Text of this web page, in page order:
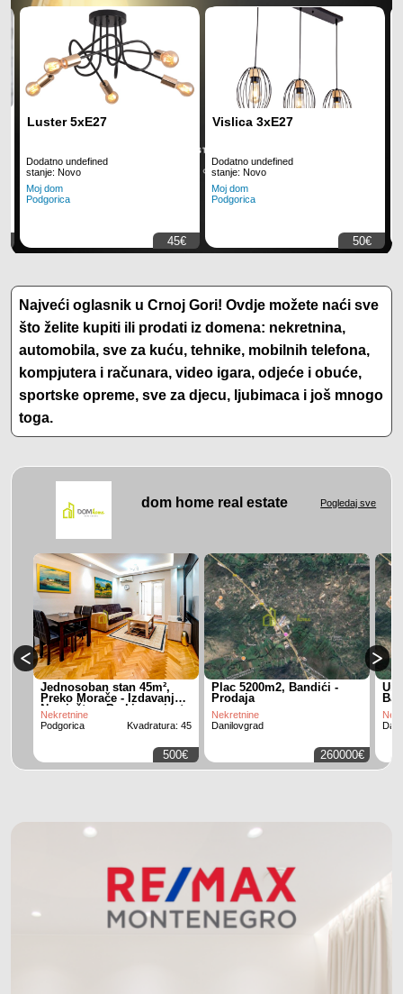
Luster 5xE27
Dodatno undefined
stanje: Novo
Moj dom
Podgorica
45€
Vislica 3xE27
Dodatno undefined
stanje: Novo
Moj dom
Podgorica
50€
Najveći oglasnik u Crnoj Gori! Ovdje možete naći sve
što želite kupiti ili prodati iz domena: nekretnina,
automobila, sve za kuću, tehnike, mobilnih telefona,
kompjutera i računara, video igara, odjeće i obuće,
sportske opreme, sve za djecu, ljubimaca i još mnogo
toga.
dom home real estate Pogledaj sve
Jednosoban stan 45m²,
Preko Morače - Izdavanje,
Namješten, Parking mjesto
Nekretnine
Podgorica
Kvadratura: 45
500€
Plac 5200m2, Bandići -
Prodaja
Nekretnine
Danilovgrad
260000€